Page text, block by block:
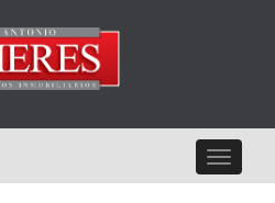
Toggle